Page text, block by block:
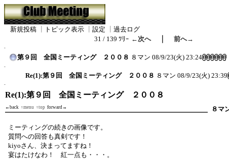
新規投稿 トピック表示 設定
過去ログ
31 / 139 ﾂﾘｰ ←次へ｜ 前へ→
第９回 全国ミーティング ２００８ ８マン 08/9/23(火) 23:24
Re(1):第９回 全国ミーティング ２００８ ８マン 08/9/23(火) 23:39
Re(1):第９回 全国ミーティング ２００８
←back ↑menu ↑top forward→ ８マ
ミーティングの続きの画像です。
質問への回答も真剣です！
kiyoさん、決まってますね！
宴はたけなわ！ 紅一点も・・・。